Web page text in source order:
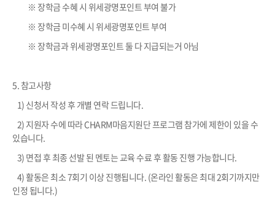
※ 장학금 수혜 시 위세광명포인트 부여 불가
※ 장학금 미수혜 시 위세광명포인트 부여
※ 장학금과 위세광명포인트 둘 다 지급되는거 아님
5. 참고사항
1) 신청서 작성 후 개별 연락 드립니다.
2) 지원자 수에 따라 CHARM마음지원단 프로그램 참가에 제한이 있을 수
있습니다.
3) 면접 후 최종 선발 된 멘토는 교육 수료 후 활동 진행 가능합니다.
4) 활동은 최소 7회기 이상 진행됩니다. (온라인 활동은 최대 2회기까지만
인정 됩니다.)